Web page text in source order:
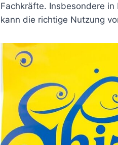
Fachkräfte. Insbesondere
kann die richtige Nutzung